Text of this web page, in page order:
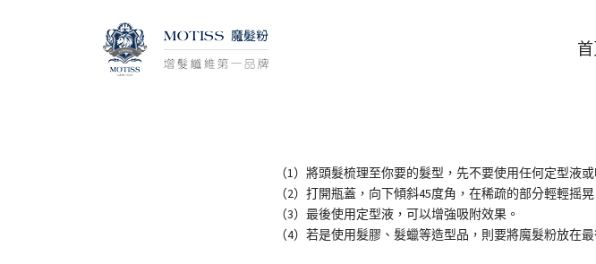
（1）將頭髮梳理至你要的髮型，先不要使用任何定型液
（2）打開瓶蓋，向下傾斜45度角，在稀疏的部分輕輕摇
（3）最後使用定型液，可以增強吸附效果。
（4）若是使用髮膠、髮蠟等造型品，則要將魔髮粉放在最